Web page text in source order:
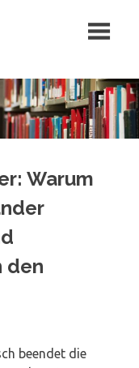
Warum
den
beendet die